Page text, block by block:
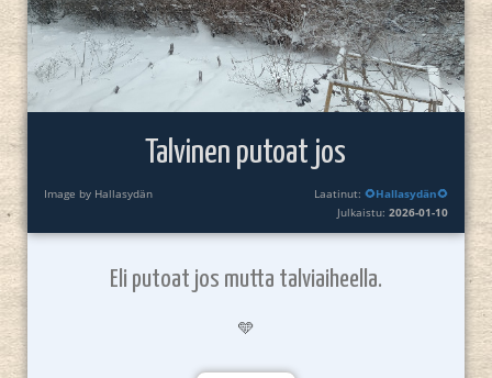
Talvinen putoat jos
Image by Hallasydän Laatinut:🌻Hallasydän🌻
Julkaistu:2026-01-10
Eli putoat jos mutta talviaiheella.
🩵